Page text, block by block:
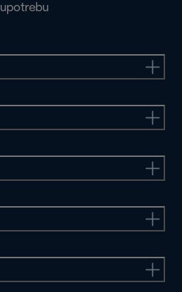
upotrebu